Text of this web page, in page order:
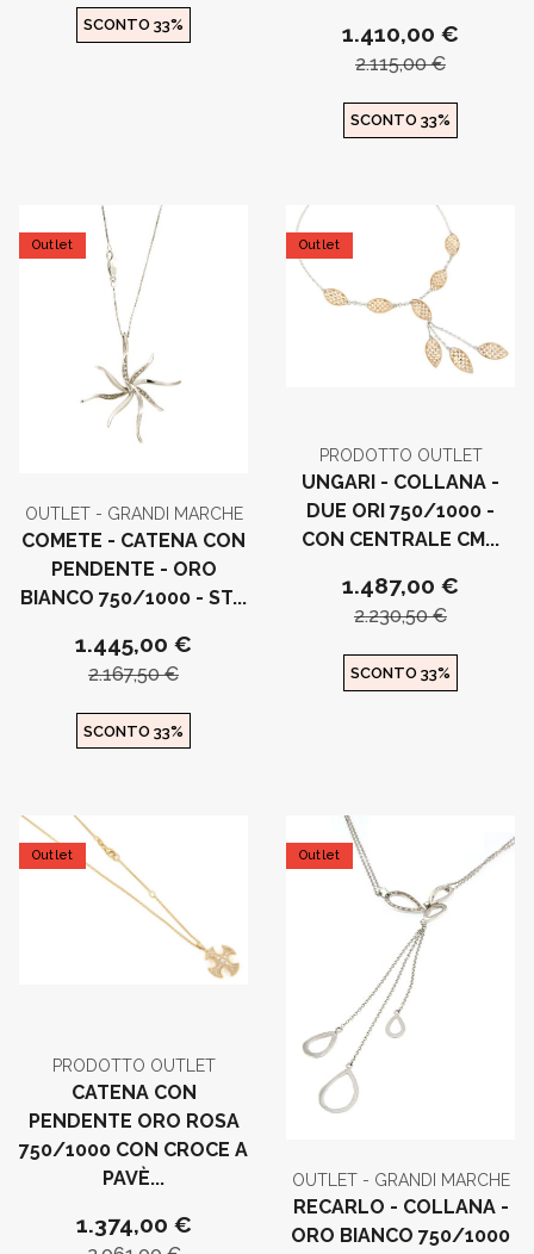
SCONTO 33% 1.410,00 €
2.115,00 €
SCONTO 33%
Outlet
OUTLET - GRANDI MARCHE
COMETE - CATENA CON
PENDENTE - ORO
BIANCO 750/1000 - ST...
1.445,00 €
2.167,50 €
SCONTO 33%
Outlet
PRODOTTO OUTLET
UNGARI - COLLANA -
DUE ORI 750/1000 -
CON CENTRALE CM...
1.487,00 €
2.230,50 €
SCONTO 33%
Outlet
PRODOTTO OUTLET
CATENA CON
PENDENTE ORO ROSA
750/1000 CON CROCE A
PAVÈ...
1.374,00 €
Outlet
OUTLET - GRANDI MARCHE
RECARLO - COLLANA -
ORO BIANCO 750/1000